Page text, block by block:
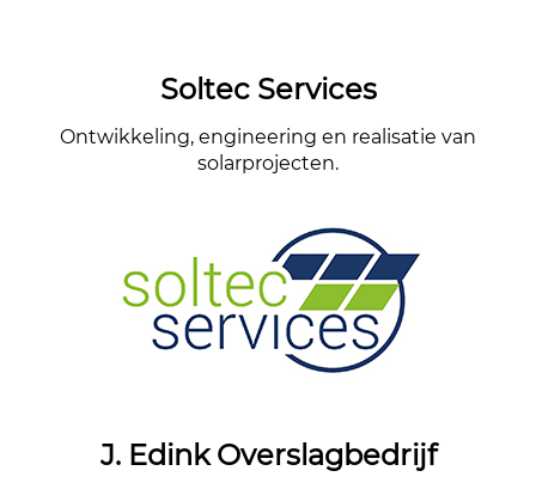
Soltec Services
Ontwikkeling, engineering en realisatie van
solarprojecten.
J. Edink Overslagbedrijf